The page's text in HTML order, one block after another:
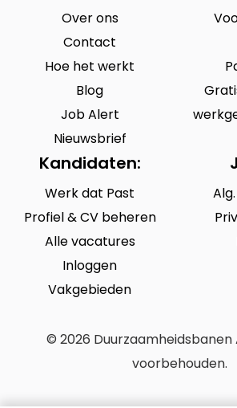
Over ons
Contact
Hoe het werkt
Blog
Job Alert
Nieuwsbrief
Kandidaten:
Werk dat Past
Profiel & CV beheren
Alle vacatures
Inloggen
Vakgebieden
© 2026
voorbehouden.